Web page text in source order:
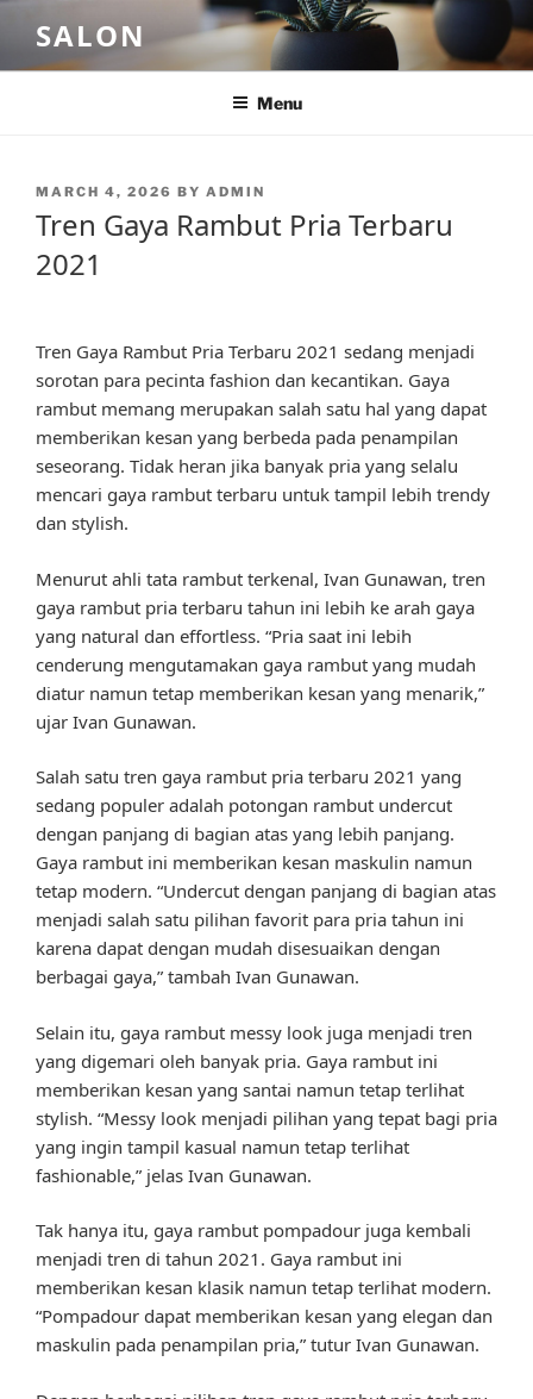
content
SALON
Menu
POSTED
MARCH 4, 2026 BY ADMIN
Tren Gaya Rambut Pria Terbaru
2021
Tren Gaya Rambut Pria Terbaru 2021 sedang menjadi
sorotan para pecinta fashion dan kecantikan. Gaya
rambut memang merupakan salah satu hal yang dapat
memberikan kesan yang berbeda pada penampilan
seseorang. Tidak heran jika banyak pria yang selalu
mencari gaya rambut terbaru untuk tampil lebih trendy
dan stylish.
Menurut ahli tata rambut terkenal, Ivan Gunawan, tren
gaya rambut pria terbaru tahun ini lebih ke arah gaya
yang natural dan effortless. “Pria saat ini lebih
cenderung mengutamakan gaya rambut yang mudah
diatur namun tetap memberikan kesan yang menarik,”
ujar Ivan Gunawan.
Salah satu tren gaya rambut pria terbaru 2021 yang
sedang populer adalah potongan rambut undercut
dengan panjang di bagian atas yang lebih panjang.
Gaya rambut ini memberikan kesan maskulin namun
tetap modern. “Undercut dengan panjang di bagian atas
menjadi salah satu pilihan favorit para pria tahun ini
karena dapat dengan mudah disesuaikan dengan
berbagai gaya,” tambah Ivan Gunawan.
Selain itu, gaya rambut messy look juga menjadi tren
yang digemari oleh banyak pria. Gaya rambut ini
memberikan kesan yang santai namun tetap terlihat
stylish. “Messy look menjadi pilihan yang tepat bagi pria
yang ingin tampil kasual namun tetap terlihat
fashionable,” jelas Ivan Gunawan.
Tak hanya itu, gaya rambut pompadour juga kembali
menjadi tren di tahun 2021. Gaya rambut ini
memberikan kesan klasik namun tetap terlihat modern.
“Pompadour dapat memberikan kesan yang elegan dan
maskulin pada penampilan pria,” tutur Ivan Gunawan.